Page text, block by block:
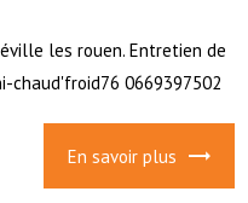
les rouen. Entretien de
chaud'froid76 0669397502
En savoir plus